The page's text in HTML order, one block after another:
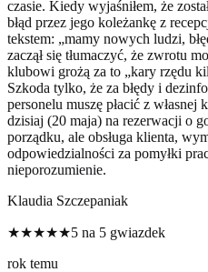
czasie. Kiedy wyjaśniłem, że
błąd przez jego koleżankę z
tekstem: „mamy nowych ludzi,
zaczął się tłumaczyć, że zwrotu
klubowi grożą za to „kary rzędu
Szkoda tylko, że za błędy i
personelu muszę płacić z własnej
dzisiaj (20 maja) na rezerwacji o
porządku, ale obsługa klienta,
odpowiedzialności za pomyłki
nieporozumienie.
Klaudia Szczepaniak
★★★★★5 na 5 gwiazdek
rok temu